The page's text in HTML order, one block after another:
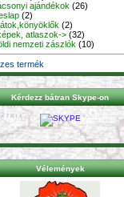
ajándékok (26)
(2)
(2)
atlaszok-> (32)
nemzeti zászlók (10)
termék
Kérdezz bátran Skype-on
Vélemények